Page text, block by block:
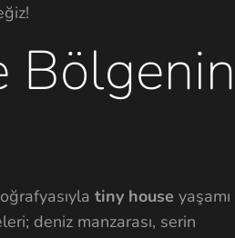
Bölgenin
tiny house yaşamı
deniz manzarası, serin